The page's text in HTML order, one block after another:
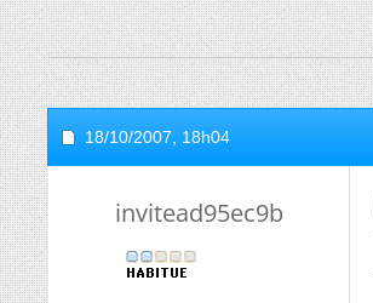
18/10/2007, 18h04
invitead95ec9b